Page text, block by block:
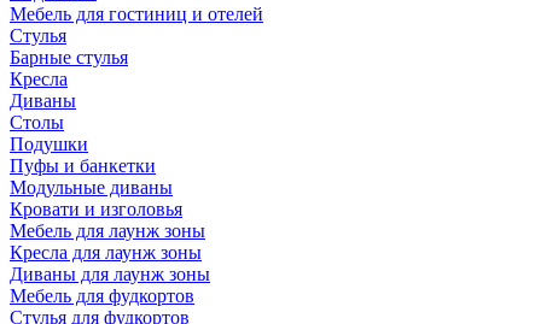
Мебель для гостиниц и отелей
Стулья
Барные стулья
Кресла
Диваны
Столы
Подушки
Пуфы и банкетки
Модульные диваны
Кровати и изголовья
Мебель для лаунж зоны
Кресла для лаунж зоны
Диваны для лаунж зоны
Мебель для фудкортов
Стулья для фудкортов